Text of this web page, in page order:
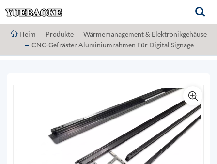
Heim Produkte
Wärmemanagement & Elektronikgehäuse
CNC-Gefräster Aluminiumrahmen Für Digital Signage